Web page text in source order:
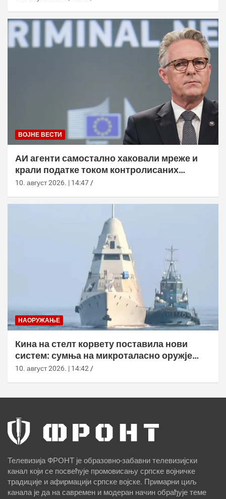
ВОЈНЕ ВЕСТИ
АИ агенти самостално хаковали мреже и
крали податке током контролисаних
тестова
10. август 2026. | 14:47
НАОРУЖАЊЕ
Кина на стелт корвету поставила нови
систем: сумња на микроталасно оружје
против дронова
10. август 2026. | 14:42
Телевизија ФРОНТ је образовно-забавни телевизијски
канал који се посвећује промовисању српске војничке
традиције и афирмацији српске војске. Примарни циљ
канала је да на савремен и модеран начин обрађује теме